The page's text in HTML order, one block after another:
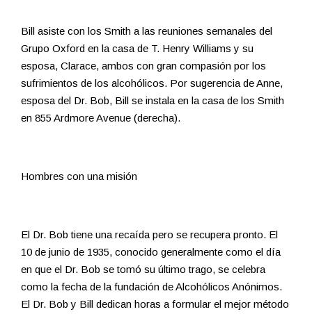
Bill asiste con los Smith a las reuniones semanales del
Grupo Oxford en la casa de T. Henry Williams y su
esposa, Clarace, ambos con gran compasión por los
sufrimientos de los alcohólicos. Por sugerencia de Anne,
esposa del Dr. Bob, Bill se instala en la casa de los Smith
en 855 Ardmore Avenue (derecha).
Hombres con una misión
El Dr. Bob tiene una recaída pero se recupera pronto. El
10 de junio de 1935, conocido generalmente como el día
en que el Dr. Bob se tomó su último trago, se celebra
como la fecha de la fundación de Alcohólicos Anónimos.
El Dr. Bob y Bill dedican horas a formular el mejor método